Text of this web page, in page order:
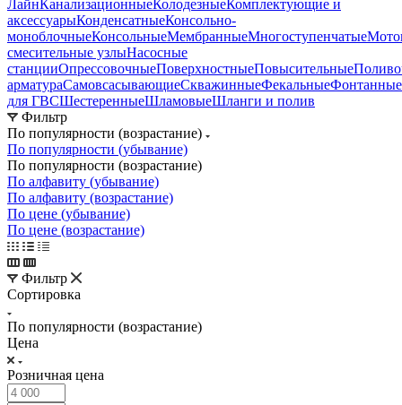
Лайн КанализационныеКолодезныеКомплектующие и
аксессуарыКонденсатныеКонсольно-
моноблочныеКонсольныеМембранныеМногоступенчатые
смесительные узлыНасосные
станцииОпрессовочныеПоверхностныеПовысительные
арматураСамовсасывающиеСкважинныеФекальныеФонтанные
для ГВСШестеренныеШламовыеШланги и полив
Фильтр
По популярности (возрастание)
По популярности (убывание)
По популярности (возрастание)
По алфавиту (убывание)
По алфавиту (возрастание)
По цене (убывание)
По цене (возрастание)
Фильтр
Сортировка
По популярности (возрастание)
Цена
Розничная цена